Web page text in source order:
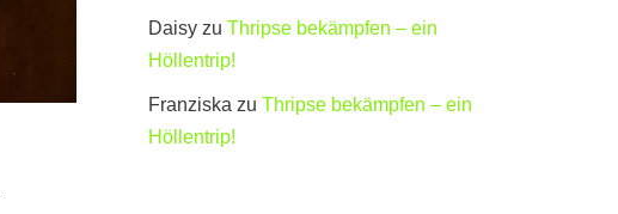
Daisy zu Thripse bekämpfen – ein
Höllentrip!
Franziska zu Thripse bekämpfen – ein
Höllentrip!